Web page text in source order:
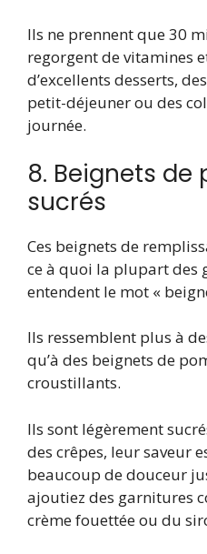
Ils ne prennent que 30
regorgent de vitamines
d’excellents desserts,
petit-déjeuner ou des
journée.
8. Beignets de
sucrés
Ces beignets de
ce à quoi la plupart des
entendent le mot «
Ils ressemblent plus à
qu’à des beignets de
croustillants.
Ils sont légèrement
des crêpes, leur saveur
beaucoup de douceur
ajoutiez des garnitures
crème fouettée ou du